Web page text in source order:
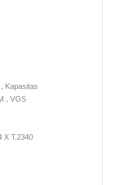
Kapasitas
, VGS
X T.2340